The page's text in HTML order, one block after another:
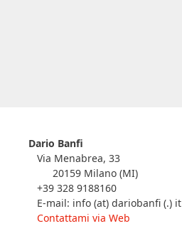
Dario Banfi
Via Menabrea, 33
20159 Milano (MI)
+39 328 9188160
E-mail: info (at) dariobanfi (.) it
Contattami via Web